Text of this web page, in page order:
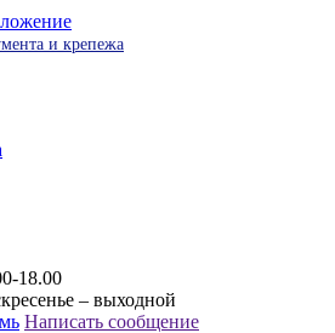
и крепежа
18.00
– выходной
Написать сообщение